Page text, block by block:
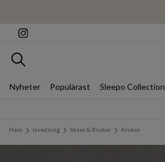
Sök
Nyheter Populärast Sleepo Collection
Hem Inredning Vaser & Krukor Krukor